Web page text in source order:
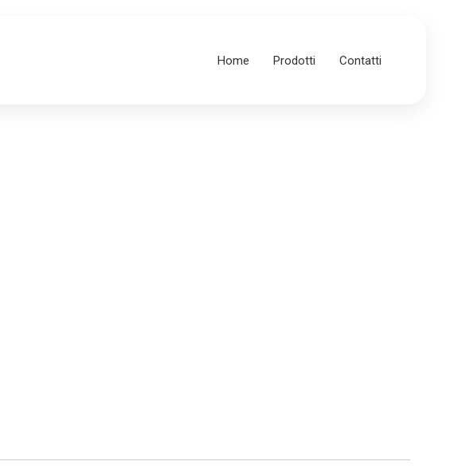
Home Prodotti Contatti